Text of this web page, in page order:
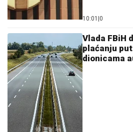
10:01 0
Vlada FBiH
plaćanju
dionicama